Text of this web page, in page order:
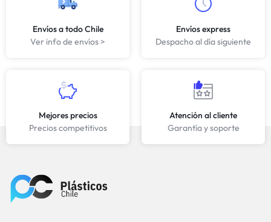
Envíos a todo Chile
Ver info de envíos >
Envíos express
Despacho al día siguiente
Mejores precios
Precios competitivos
Atención al cliente
Garantía y soporte